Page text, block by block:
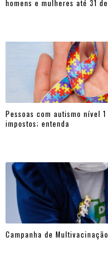
homens e mulheres até 31
Pessoas com autismo nível
impostos; entenda
Campanha de